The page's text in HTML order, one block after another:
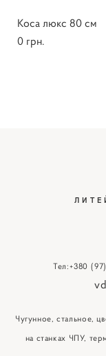
Коса люкс 80 см
0 грн.
Тел:+380
Чугунное, стальное,
на станках ЧПУ,